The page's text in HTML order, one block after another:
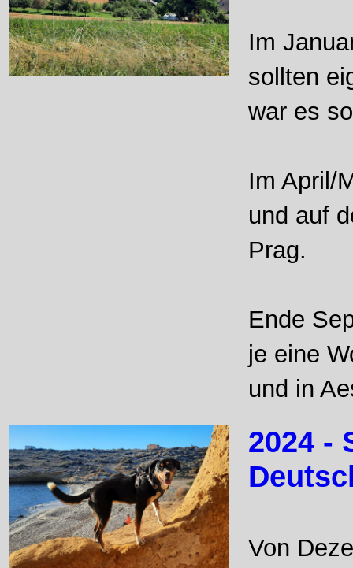
Im
sollten
war es
Im April/
und auf
Prag.
Ende
je eine
und in
2024 -
Von